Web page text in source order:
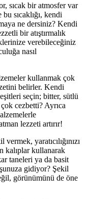
sıcak bir atmosfer var
sıcaklığı, kendi
ne dersiniz? Kendi
bir atıştırmalık
verebileceğiniz
nasıl
kullanmak çok
belirler. Kendi
seçin; bitter, sütlü
cezbetti? Ayrıca
lezzeti artırır!
yaratıcılığınızı
kalıplar kullanarak
taneleri ya da basit
gidiyor? Şekil
görünümünü de öne